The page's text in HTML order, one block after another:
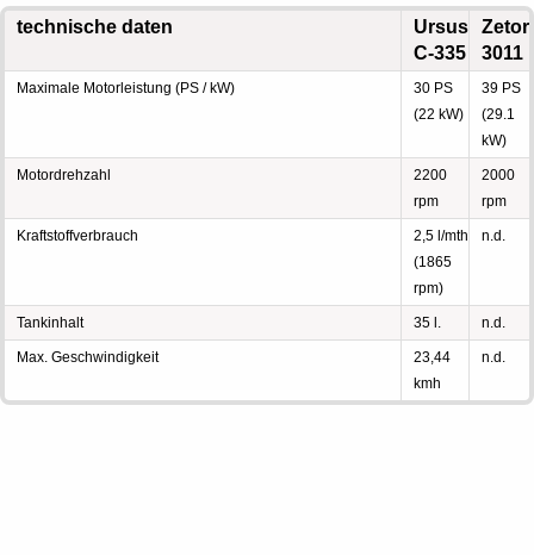
technische daten
Ursus
C-335
Zetor
3011
Maximale Motorleistung (PS / kW)
30 PS
(22 kW)
39 PS
(29.1
kW)
Motordrehzahl
2200
rpm
2000
rpm
Kraftstoffverbrauch
2,5 l/mth
(1865
rpm)
n.d.
Tankinhalt 35 l. n.d.
Max. Geschwindigkeit
23,44
kmh
n.d.